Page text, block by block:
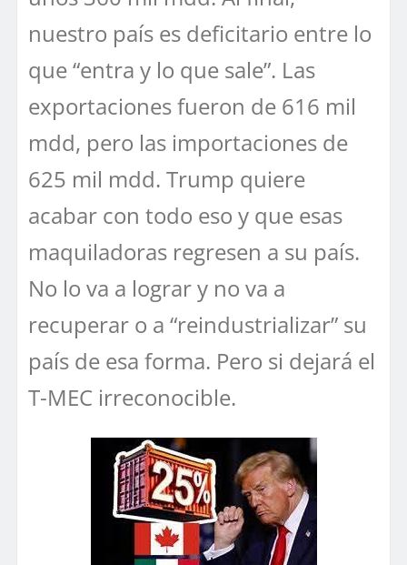
nuestro país es deficitario entre lo
que “entra y lo que sale”. Las
exportaciones fueron de 616 mil
mdd, pero las importaciones de
625 mil mdd. Trump quiere
acabar con todo eso y que esas
maquiladoras regresen a su país.
No lo va a lograr y no va a
recuperar o a “reindustrializar” su
país de esa forma. Pero si dejará el
T-MEC irreconocible.